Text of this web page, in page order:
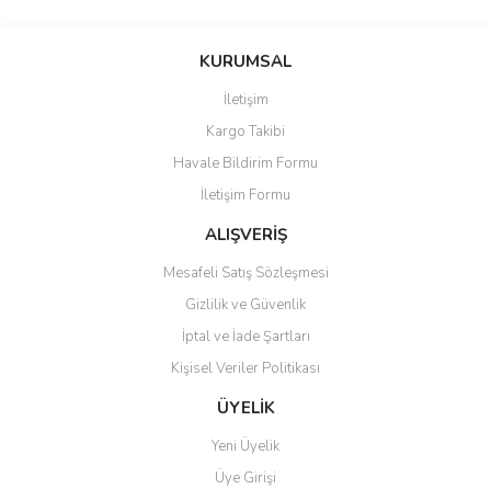
KURUMSAL
İletişim
Kargo Takibi
Havale Bildirim Formu
İletişim Formu
ALIŞVERİŞ
Mesafeli Satış Sözleşmesi
Gizlilik ve Güvenlik
İptal ve İade Şartları
Kişisel Veriler Politikası
ÜYELİK
Yeni Üyelik
Üye Girişi